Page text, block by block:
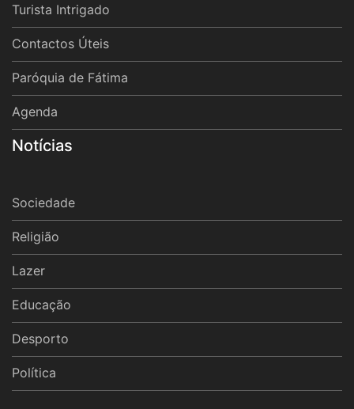
Turista Intrigado
Contactos Úteis
Paróquia de Fátima
Agenda
Notícias
Sociedade
Religião
Lazer
Educação
Desporto
Política